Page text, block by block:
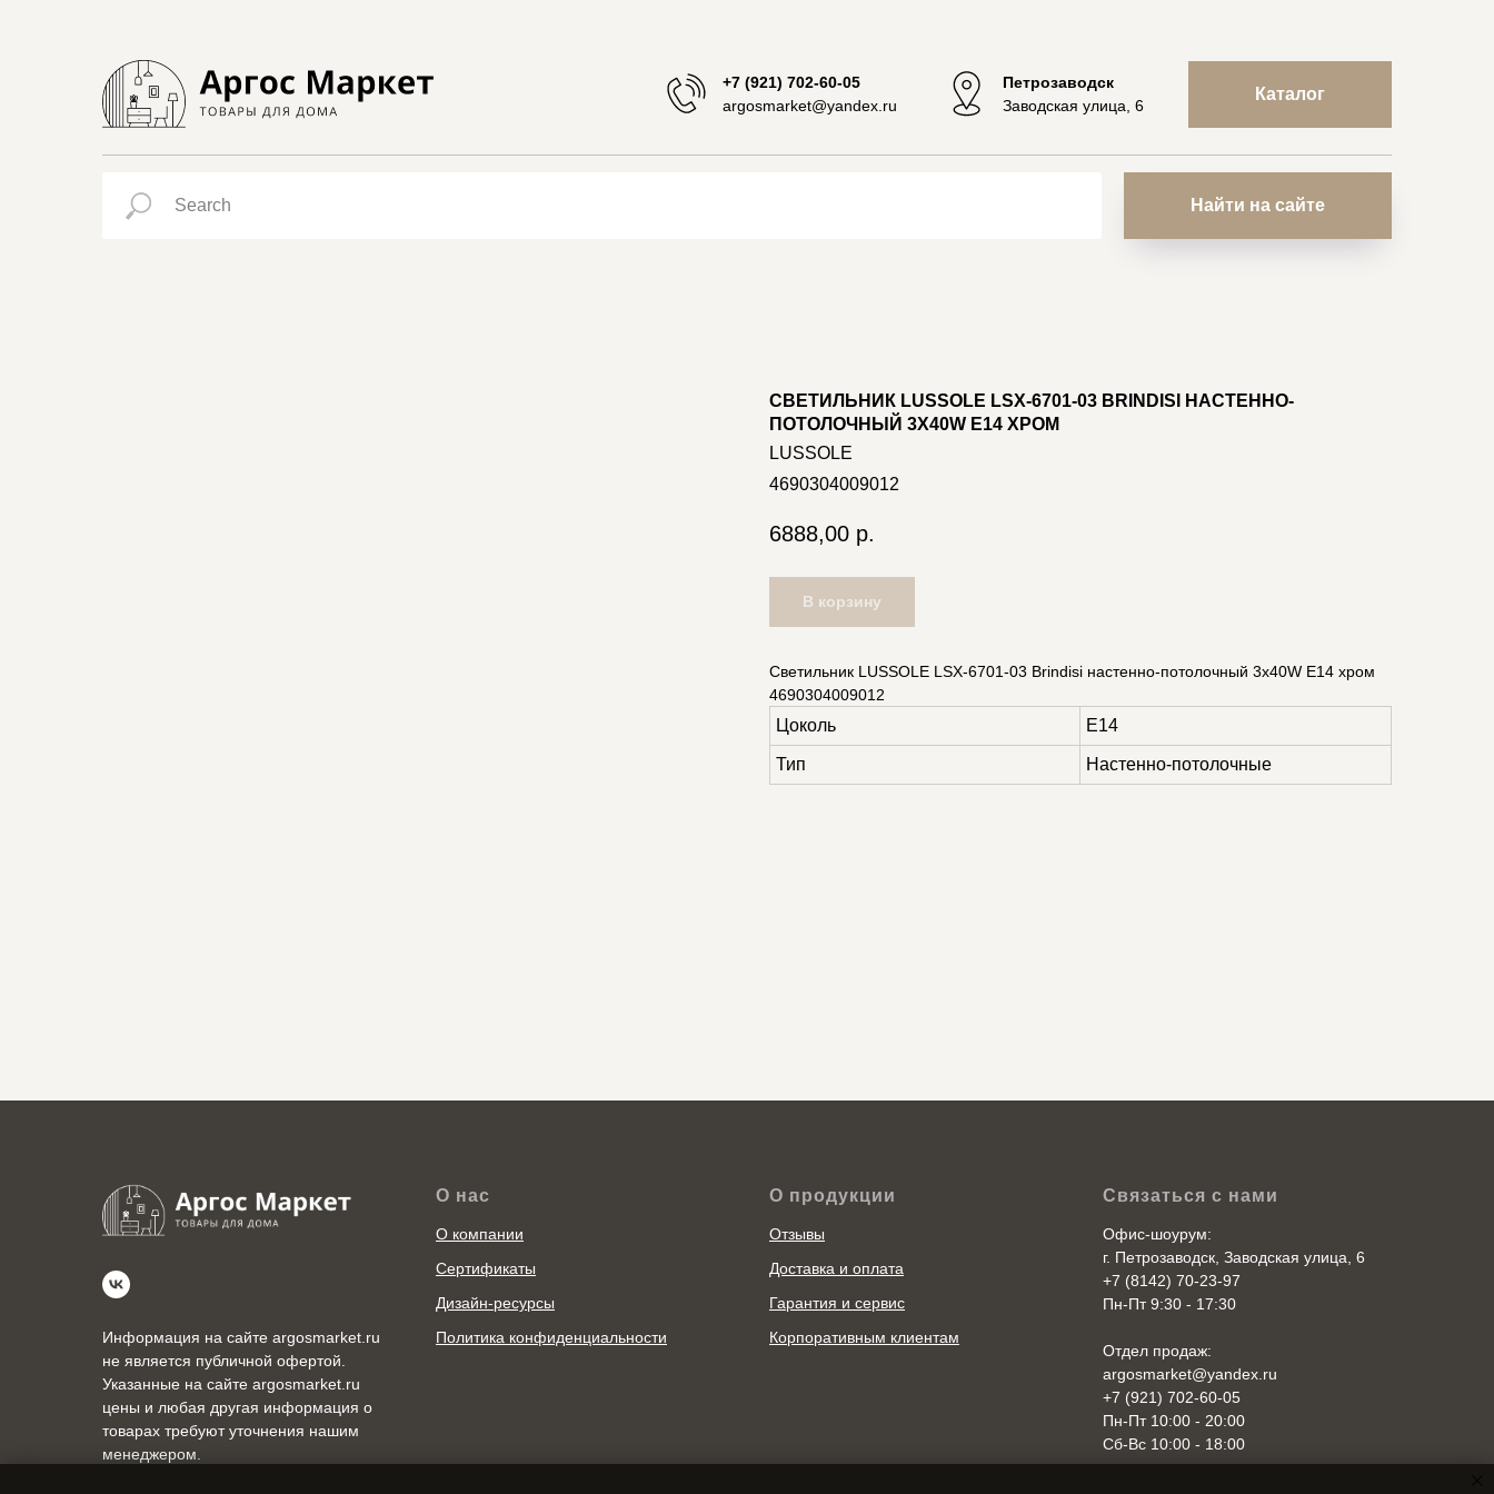
+7 (921) 702-60-05
argosmarket@yandex.ru
Петрозаводск
Заводская улица, 6
Каталог
Найти на сайте
СВЕТИЛЬНИК LUSSOLE LSX-6701-03 BRINDISI НАСТЕННО-
ПОТОЛОЧНЫЙ 3X40W E14 ХРОМ
LUSSOLE
4690304009012
6888,00 р.
В корзину
Светильник LUSSOLE LSX-6701-03 Brindisi настенно-потолочный 3x40W E14 хром
4690304009012
Цоколь E14
Тип Настенно-потолочные
Информация на сайте argosmarket.ru
не является публичной офертой.
Указанные на сайте argosmarket.ru
цены и любая другая информация о
товарах требуют уточнения нашим
менеджером.
О нас
О компании
Сертификаты
Дизайн-ресурсы
Политика конфиденциальности
О продукции
Отзывы
Доставка и оплата
Гарантия и сервис
Корпоративным клиентам
Связаться с нами
Офис-шоурум:
г. Петрозаводск, Заводская улица, 6
+7 (8142) 70-23-97
Пн-Пт 9:30 - 17:30
Отдел продаж:
argosmarket@yandex.ru
+7 (921) 702-60-05
Пн-Пт 10:00 - 20:00
Cб-Вс 10:00 - 18:00